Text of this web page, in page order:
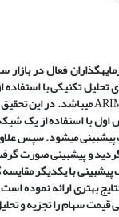
گذاران فعال در بازار
تحلیل تکنیکی با
میباشد. در این
با استفاده از یک
میشود. سپس علاوه
و پیش­بینی صورت
پیشبینی با یکدیگر
بهتری ارائه نموده
قیمت سهام را تجزیه و